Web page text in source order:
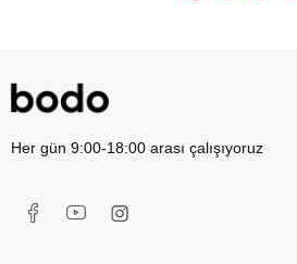
Her gün 9:00-18:00 arası çalışıyoruz